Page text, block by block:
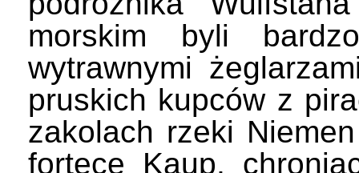
morskim byli
wytrawnymi
pruskich kupców z
zakolach rzeki
fortecę Kaup,